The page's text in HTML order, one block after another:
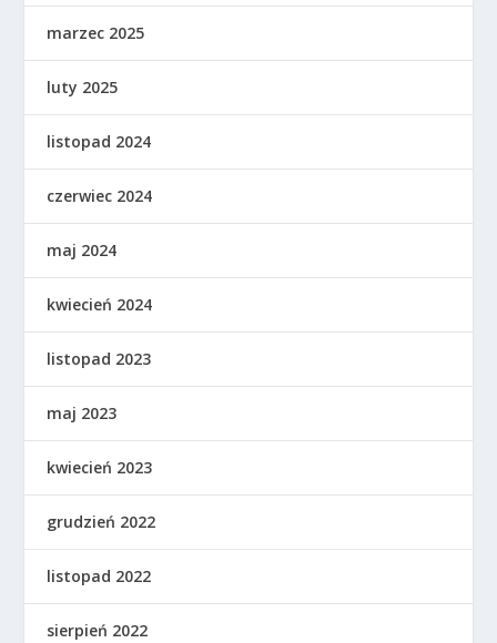
marzec 2025
luty 2025
listopad 2024
czerwiec 2024
maj 2024
kwiecień 2024
listopad 2023
maj 2023
kwiecień 2023
grudzień 2022
listopad 2022
sierpień 2022